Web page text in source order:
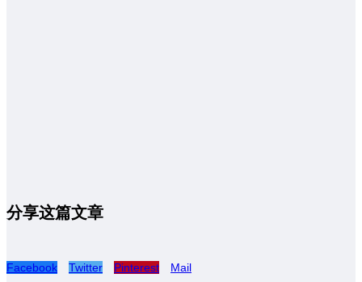
分享这篇文章
Facebook Twitter Pinterest Mail